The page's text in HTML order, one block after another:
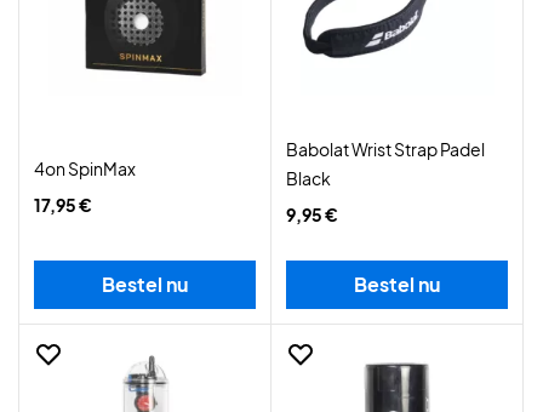
4on SpinMax
17,95 €
Bestel nu
Babolat Wrist Strap Padel
Black
9,95 €
Bestel nu